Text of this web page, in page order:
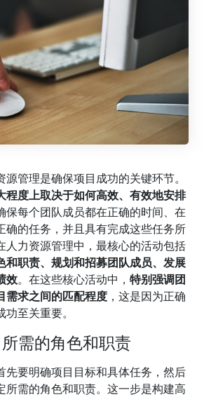
管理是确保项目成功的关键环节。
程度上取决于如何高效、有效地安排
保每个团队成员都在正确的时间、在
确的任务，并且具有完成这些任务所
人力资源管理中，最核心的活动包括
和职责、规划和招募团队成员、发展
效。在这些核心活动中，特别强调团
需求之间的匹配程度 ，这是因为正确
至关重要。
需的角色和职责
先要明确项目目标和具体任务，然后
所需的角色和职责。这一步是构建高